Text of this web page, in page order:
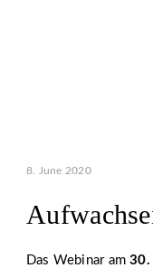
8. June 2020
Das Webinar am30.